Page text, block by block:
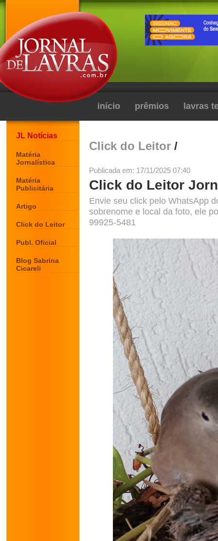
início prêmios lavras
JL Notícias
Matéria
Jornalística
Matéria
Publicitária
Artigo
Click do Leitor
Publ. Oficial
Blog Sabrina
Cicareli
Click do Leitor /
Publicada em: 17/11/2025 07:40
Click do Leitor
Envie seu click pelo WhatsApp
sobrenome e local da foto, ele
99925-5481